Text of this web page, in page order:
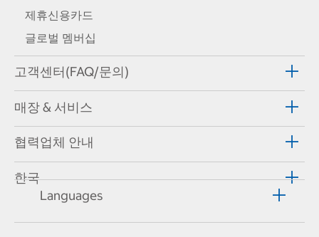
제휴신용카드
글로벌 멤버십
고객센터(FAQ/문의)
매장 & 서비스
협력업체 안내
한국
Languages